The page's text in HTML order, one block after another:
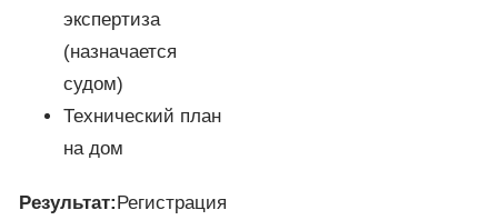
экспертиза
(назначается
судом)
Технический план
на дом
Результат: Регистрация